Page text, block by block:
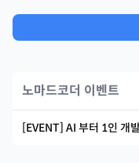
노마드코더 이벤트
[EVENT] AI 부터 1인 개